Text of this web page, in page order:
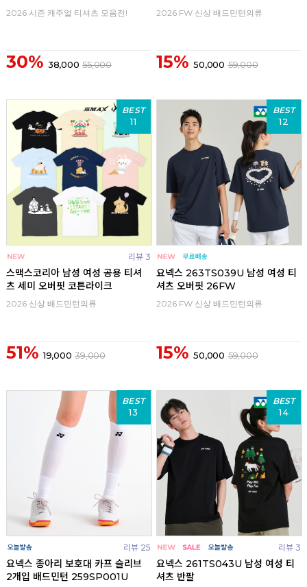
2026 시즌 캐주얼 티셔츠 모음전!
30% 38,000 55,000
2026 FW 신상 배드민턴의류
15% 50,000 59,000
BEST
11
리뷰 3
스맥스코리아 남성 여성 공용 티셔
츠 세미 오버핏 코튼라이크
2026 신상 배드민턴의류
51% 19,000 39,000
BEST
12
요넥스 263TS039U 남성 여성 티
셔츠 오버핏 26FW
2026 FW 신상 배드민턴의류
15% 50,000 59,000
BEST
13
리뷰 25
요넥스 종아리 보호대 카프 슬리브
2개입 배드민턴 259SP001U
BEST
14
리뷰 3
요넥스 261TS043U 남성 여성 티
셔츠 반팔